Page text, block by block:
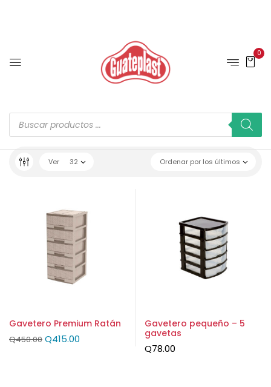
0
Ordenar por los últimos
Ver 32
Gavetero Premium Ratán
Q450.00 Q415.00
Gavetero pequeño – 5
gavetas
Q78.00